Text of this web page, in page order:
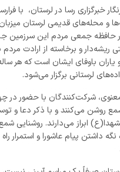
خبرگزاری رسا در لرستان، با
و محله‌های قدیمی لرستان
جمعی مردم این سرزمین
ریشه‌دار و برخاسته از ارادت مردم
باوفای ایشان است که هر
لرستانی برگزار می‌شود.
شرکت‌کنندگان با حضور در
روشن می‌کنند و با ذکر دعا و
ابراز می‌دارند. روشنایی
نگه داشتن پیام عاشورا و استمرار